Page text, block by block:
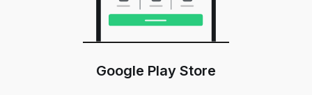
Google Play Store